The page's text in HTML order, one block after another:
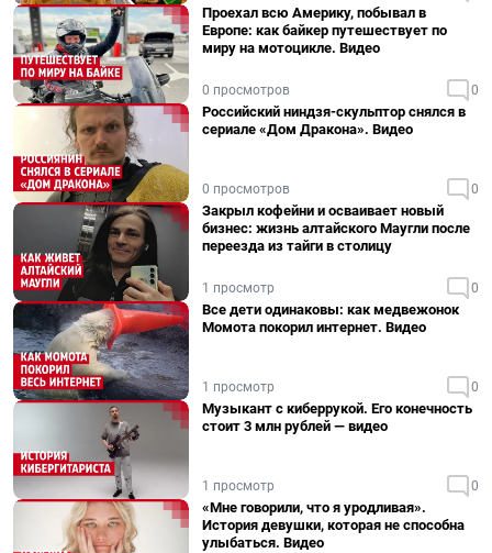
Проехал всю Америку, побывал в
Европе: как байкер путешествует по
миру на мотоцикле. Видео
0 просмотров 0
Российский ниндзя-скульптор снялся в
сериале «Дом Дракона». Видео
0 просмотров 0
Закрыл кофейни и осваивает новый
бизнес: жизнь алтайского Маугли после
переезда из тайги в столицу
1 просмотр 0
Все дети одинаковы: как медвежонок
Момота покорил интернет. Видео
1 просмотр 0
Музыкант с киберрукой. Его конечность
стоит 3 млн рублей — видео
1 просмотр 0
«Мне говорили, что я уродливая».
История девушки, которая не способна
улыбаться. Видео